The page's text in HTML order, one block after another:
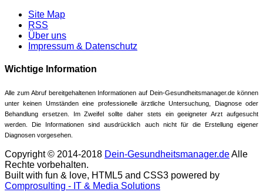
Site Map
RSS
Über uns
Impressum & Datenschutz
Wichtige Information
Alle zum Abruf bereitgehaltenen Informationen auf Dein-Gesundheitsmanager.de können
unter keinen Umständen eine professionelle ärztliche Untersuchung, Diagnose oder
Behandlung ersetzen. Im Zweifel sollte daher stets ein geeigneter Arzt aufgesucht
werden. Die Informationen sind ausdrücklich auch nicht für die Erstellung eigener
Diagnosen vorgesehen.
Copyright © 2014-2018 Dein-Gesundheitsmanager.deAlle
Rechte vorbehalten.
Built with fun & love, HTML5 and CSS3 powered by
Comprosulting - IT & Media Solutions